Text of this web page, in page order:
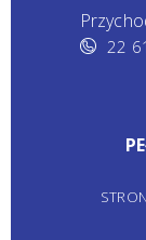
22